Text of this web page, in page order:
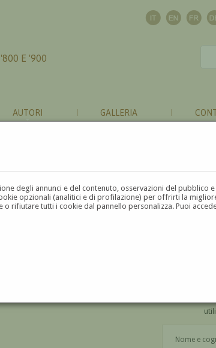
degli annunci e del contenuto, osservazioni del pubblico
opzionali (analitici e di profilazione) per offrirti la
rifiutare tutti i cookie dal pannello personalizza. Puoi
E '900
AUTORI GALLERIA